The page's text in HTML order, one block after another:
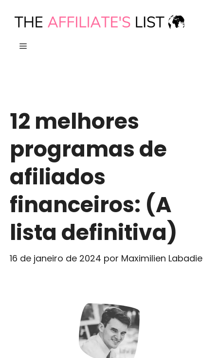
para
conteúdo
MENU
12 melhores
programas de
afiliados
financeiros: (A
lista definitiva)
16 de janeiro de 2024 por Maximilien Labadie